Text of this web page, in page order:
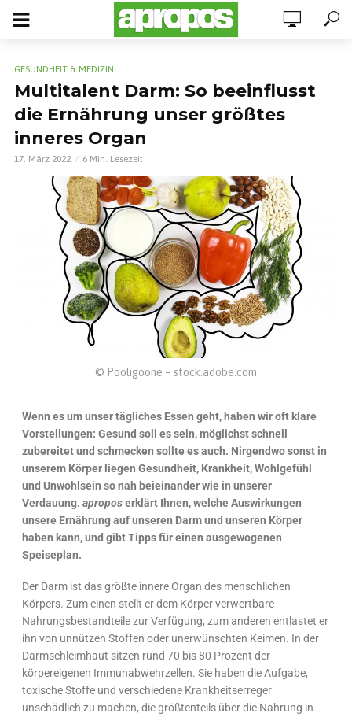
GESUNDHEIT & MEDIZIN
Multitalent Darm: So beeinflusst
die Ernährung unser größtes
inneres Organ
17. März 2022 6 Min. Lesezeit
© Pooligoone – stock.adobe.com
Wenn es um unser tägliches Essen geht, haben wir oft klare
Vorstellungen: Gesund soll es sein, möglichst schnell
zubereitet und schmecken sollte es auch. Nirgendwo sonst in
unserem Körper liegen Gesundheit, Krankheit, Wohlgefühl
und Unwohlsein so nah beieinander wie in unserer
Verdauung. aproposerklärt Ihnen, welche Auswirkungen
unsere Ernährung auf unseren Darm und unseren Körper
haben kann, und gibt Tipps für einen ausgewogenen
Speiseplan.
Der Darm ist das größte innere Organ des menschlichen
Körpers. Zum einen stellt er dem Körper verwertbare
Nahrungsbestandteile zur Verfügung, zum anderen entlastet er
ihn von unnützen Stoffen oder unerwünschten Keimen. In der
Darmschleimhaut sitzen rund 70 bis 80 Prozent der
körpereigenen Immunabwehrzellen. Sie haben die Aufgabe,
toxische Stoffe und verschiedene Krankheitserreger
unschädlich zu machen, die größtenteils über die Nahrung in